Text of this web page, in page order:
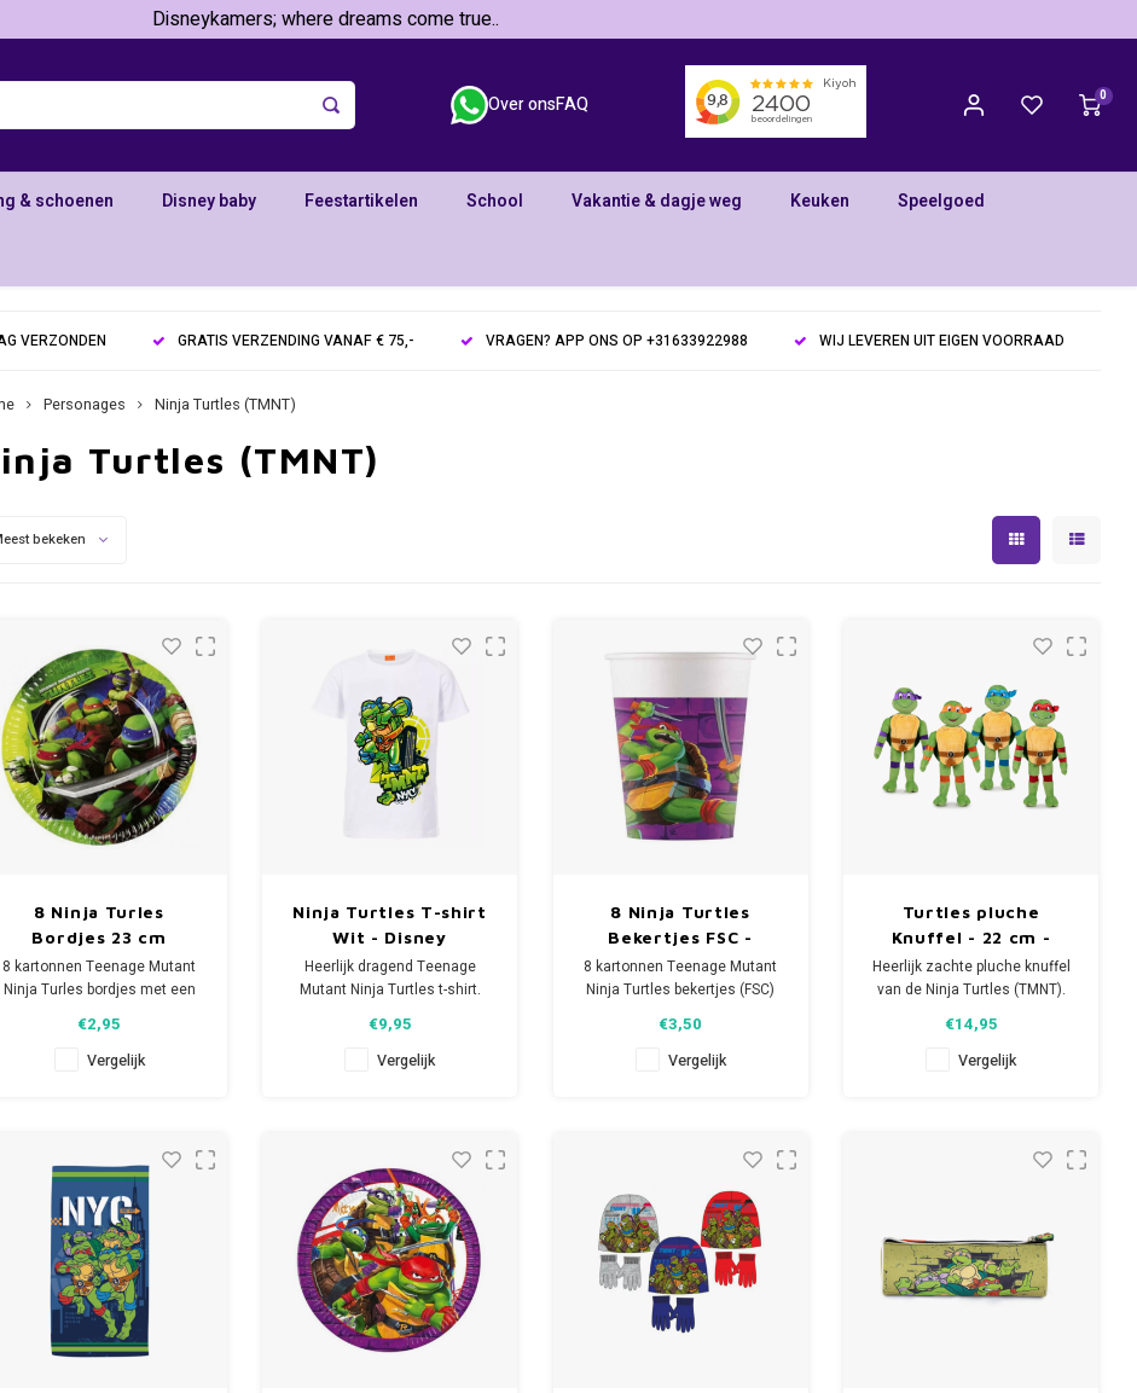
Disneykamers; where dreams come true..
Over onsFAQ 0
& schoenen Disney baby Feestartikelen School Vakantie & dagje weg Keuken Speelgoed
VERZONDEN GRATIS VERZENDING VANAF € 75,- VRAGEN? APP ONS OP +31633922988 WIJ LEVEREN UIT EIGEN VOORRAAD
Personages Ninja Turtles (TMNT)
Turtles (TMNT)
bekeken
8 Ninja Turles
Bordjes 23 cm
8 kartonnen Teenage Mutant
Ninja Turles bordjes met een
Donatello, Leonardo en
Raphael.
€2,95
Vergelijk
Ninja Turtles T-shirt
Wit - Disney
Heerlijk dragend Teenage
Mutant Ninja Turtles t-shirt.
afbeelding van Leonardo.
Materiaal: 100% katoen.
€9,95
Vergelijk
8 Ninja Turtles
Bekertjes FSC -
Disney
8 kartonnen Teenage Mutant
Ninja Turtles bekertjes (FSC)
kinderfeestje.
Inhoud per Disney beker: 200
€3,50
Vergelijk
Turtles pluche
Knuffel - 22 cm -
TMNT - Disney
Heerlijk zachte pluche knuffel
van de Ninja Turtles (TMNT).
Turtles heeft zijn eigen kleur.
- Michelangelo draagt het
oranje masker en heeft de
€14,95
Vergelijk